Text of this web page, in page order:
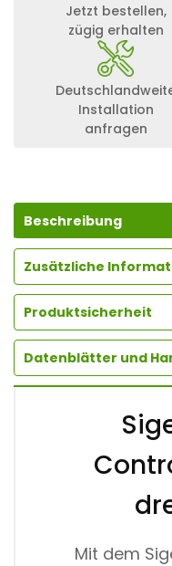
Jetzt bestellen,
zügig erhalten
Installation
anfragen
Beschreibung
Zusätzliche
Produktsicherheit
Datenblätter und
Mit dem